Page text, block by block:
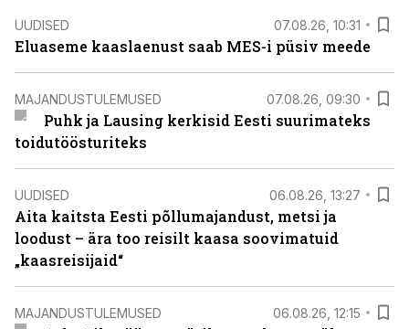
UUDISED 07.08.26, 10:31
Eluaseme kaaslaenust saab MES-i püsiv meede
MAJANDUSTULEMUSED 07.08.26, 09:30
Puhk ja Lausing kerkisid Eesti suurimateks
toidutöösturiteks
UUDISED 06.08.26, 13:27
Aita kaitsta Eesti põllumajandust, metsi ja
loodust – ära too reisilt kaasa soovimatuid
„kaasreisijaid“
MAJANDUSTULEMUSED 06.08.26, 12:15